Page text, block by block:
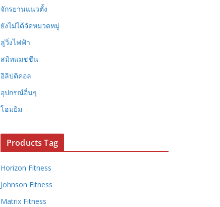
จักรยานแนวตั้ง
ยังไม่ได้จัดหมวดหมู่
ลู่วิ่งไฟฟ้า
สมิทแมชชีน
อิลิปติคอล
อุปกรณ์อื่นๆ
โฮมยิม
Products Tag
Horizon Fitness
Johnson Fitness
Matrix Fitness